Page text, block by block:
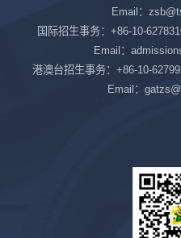
Email：
国际招生事务：+86-10-
Email：
港澳台招生事务：+86-10-
Email：